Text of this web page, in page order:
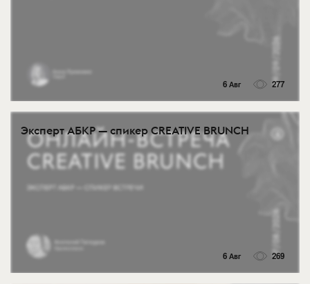
6 Авг 277
Эксперт АБКР — спикер CREATIVE BRUNCH
6 Авг 269